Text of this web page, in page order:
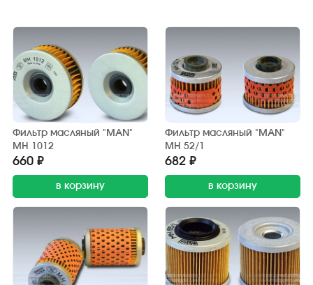
Фильтр масляный "MAN"
MH 1012
660 ₽
в корзину
Фильтр масляный "MAN"
MH 52/1
682 ₽
в корзину